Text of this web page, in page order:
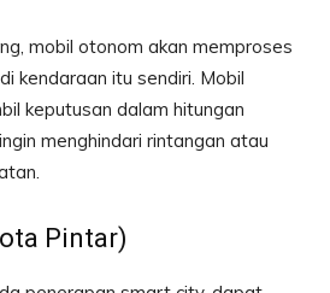
mobil otonom akan memproses
kendaraan itu sendiri. Mobil
keputusan dalam hitungan
menghindari rintangan atau
Pintar)